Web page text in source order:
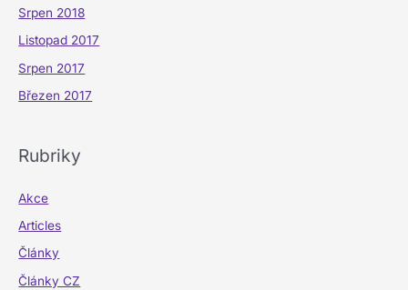
Srpen 2018
Listopad 2017
Srpen 2017
Březen 2017
Rubriky
Akce
Articles
Články
Články CZ